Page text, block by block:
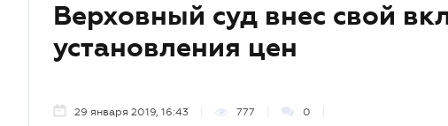
Верховный суд внес свой
установления цен
29 января 2019, 16:43 777 0